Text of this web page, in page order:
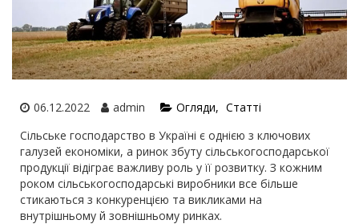
06.12.2022 admin Огляди
Статті
Сільське господарство в Україні є однією з ключових
галузей економіки, а ринок збуту сільськогосподарської
продукції відіграє важливу роль у її розвитку. З кожним
роком сільськогосподарські виробники все більше
стикаються з конкуренцією та викликами на
внутрішньому й зовнішньому ринках.